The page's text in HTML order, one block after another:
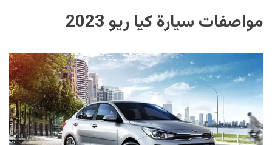
مواصفات سيارة كيا ريو 2023